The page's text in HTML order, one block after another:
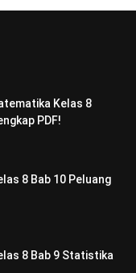
Kelas 8
PDF!
8 Bab 10 Peluang
8 Bab 9 Statistika